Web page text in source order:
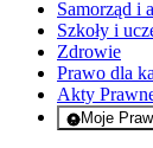
Samorząd i
Szkoły i
Zdrowie
Prawo dla
Akty
Moje
-